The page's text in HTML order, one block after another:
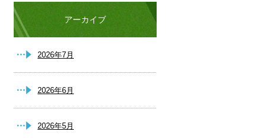
アーカイブ
2026年7月
2026年6月
2026年5月